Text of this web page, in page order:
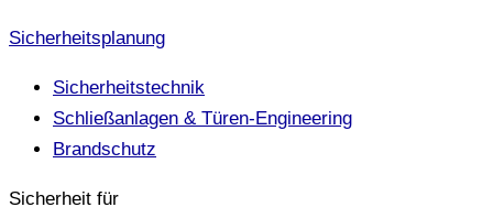
Sicherheitsplanung
Sicherheitstechnik
Schließanlagen & Türen-Engineering
Brandschutz
Sicherheit für